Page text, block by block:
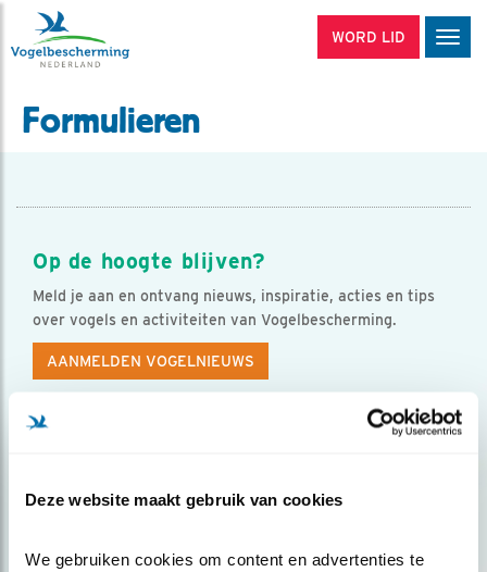
Deze website maakt gebruik van cookies
We gebruiken cookies om content en advertenties te
WORD LID
Formulieren
Op de hoogte blijven?
Meld je aan en ontvang nieuws, inspiratie, acties en tips
over vogels en activiteiten van Vogelbescherming.
AANMELDEN VOGELNIEUWS
Volg ons via social media